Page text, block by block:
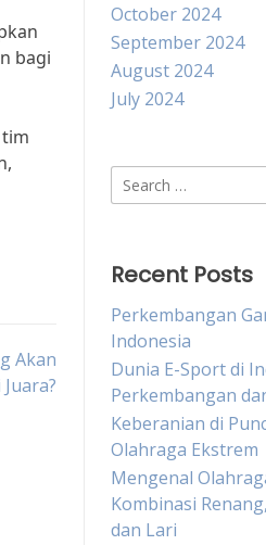
bagi
Akan
October 2024
September 2024
August 2024
July 2024
Search
for:
Recent Posts
Perkembangan
Indonesia
Dunia E-Sport di
Perkembangan
Keberanian di
Olahraga Ekstrem
Mengenal
Kombinasi
dan Lari